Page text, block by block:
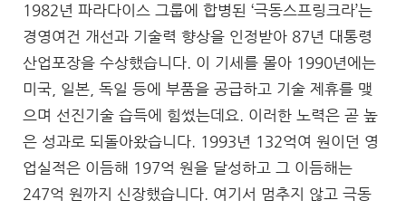
1982년 파라다이스 그룹에 합병된 ‘극동스프링크라’는
경영여건 개선과 기술력 향상을 인정받아 87년 대통령
산업포장을 수상했습니다. 이 기세를 몰아 1990년에는
미국, 일본, 독일 등에 부품을 공급하고 기술 제휴를 맺
으며 선진기술 습득에 힘썼는데요. 이러한 노력은 곧 높
은 성과로 되돌아왔습니다. 1993년 132억여 원이던 영
업실적은 이듬해 197억 원을 달성하고 그 이듬해는
247억 원까지 신장했습니다. 여기서 멈추지 않고 극동